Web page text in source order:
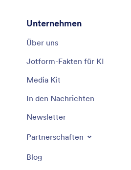
Unternehmen
Über uns
Jotform-Fakten für KI
Media Kit
In den Nachrichten
Newsletter
Partnerschaften
Blog